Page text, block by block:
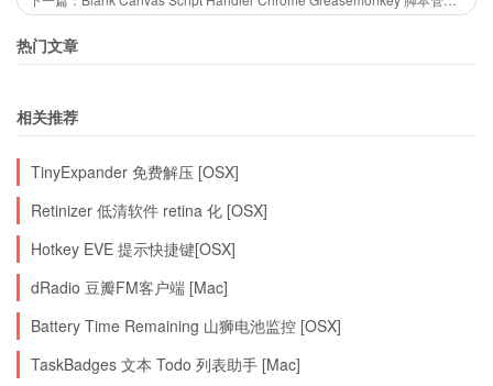
热门文章
相关推荐
TinyExpander 免费解压 [OSX]
Retinizer 低清软件 retina 化 [OSX]
Hotkey EVE 提示快捷键[OSX]
dRadio 豆瓣FM客户端 [Mac]
Battery Time Remaining 山狮电池监控 [OSX]
TaskBadges 文本 Todo 列表助手 [Mac]